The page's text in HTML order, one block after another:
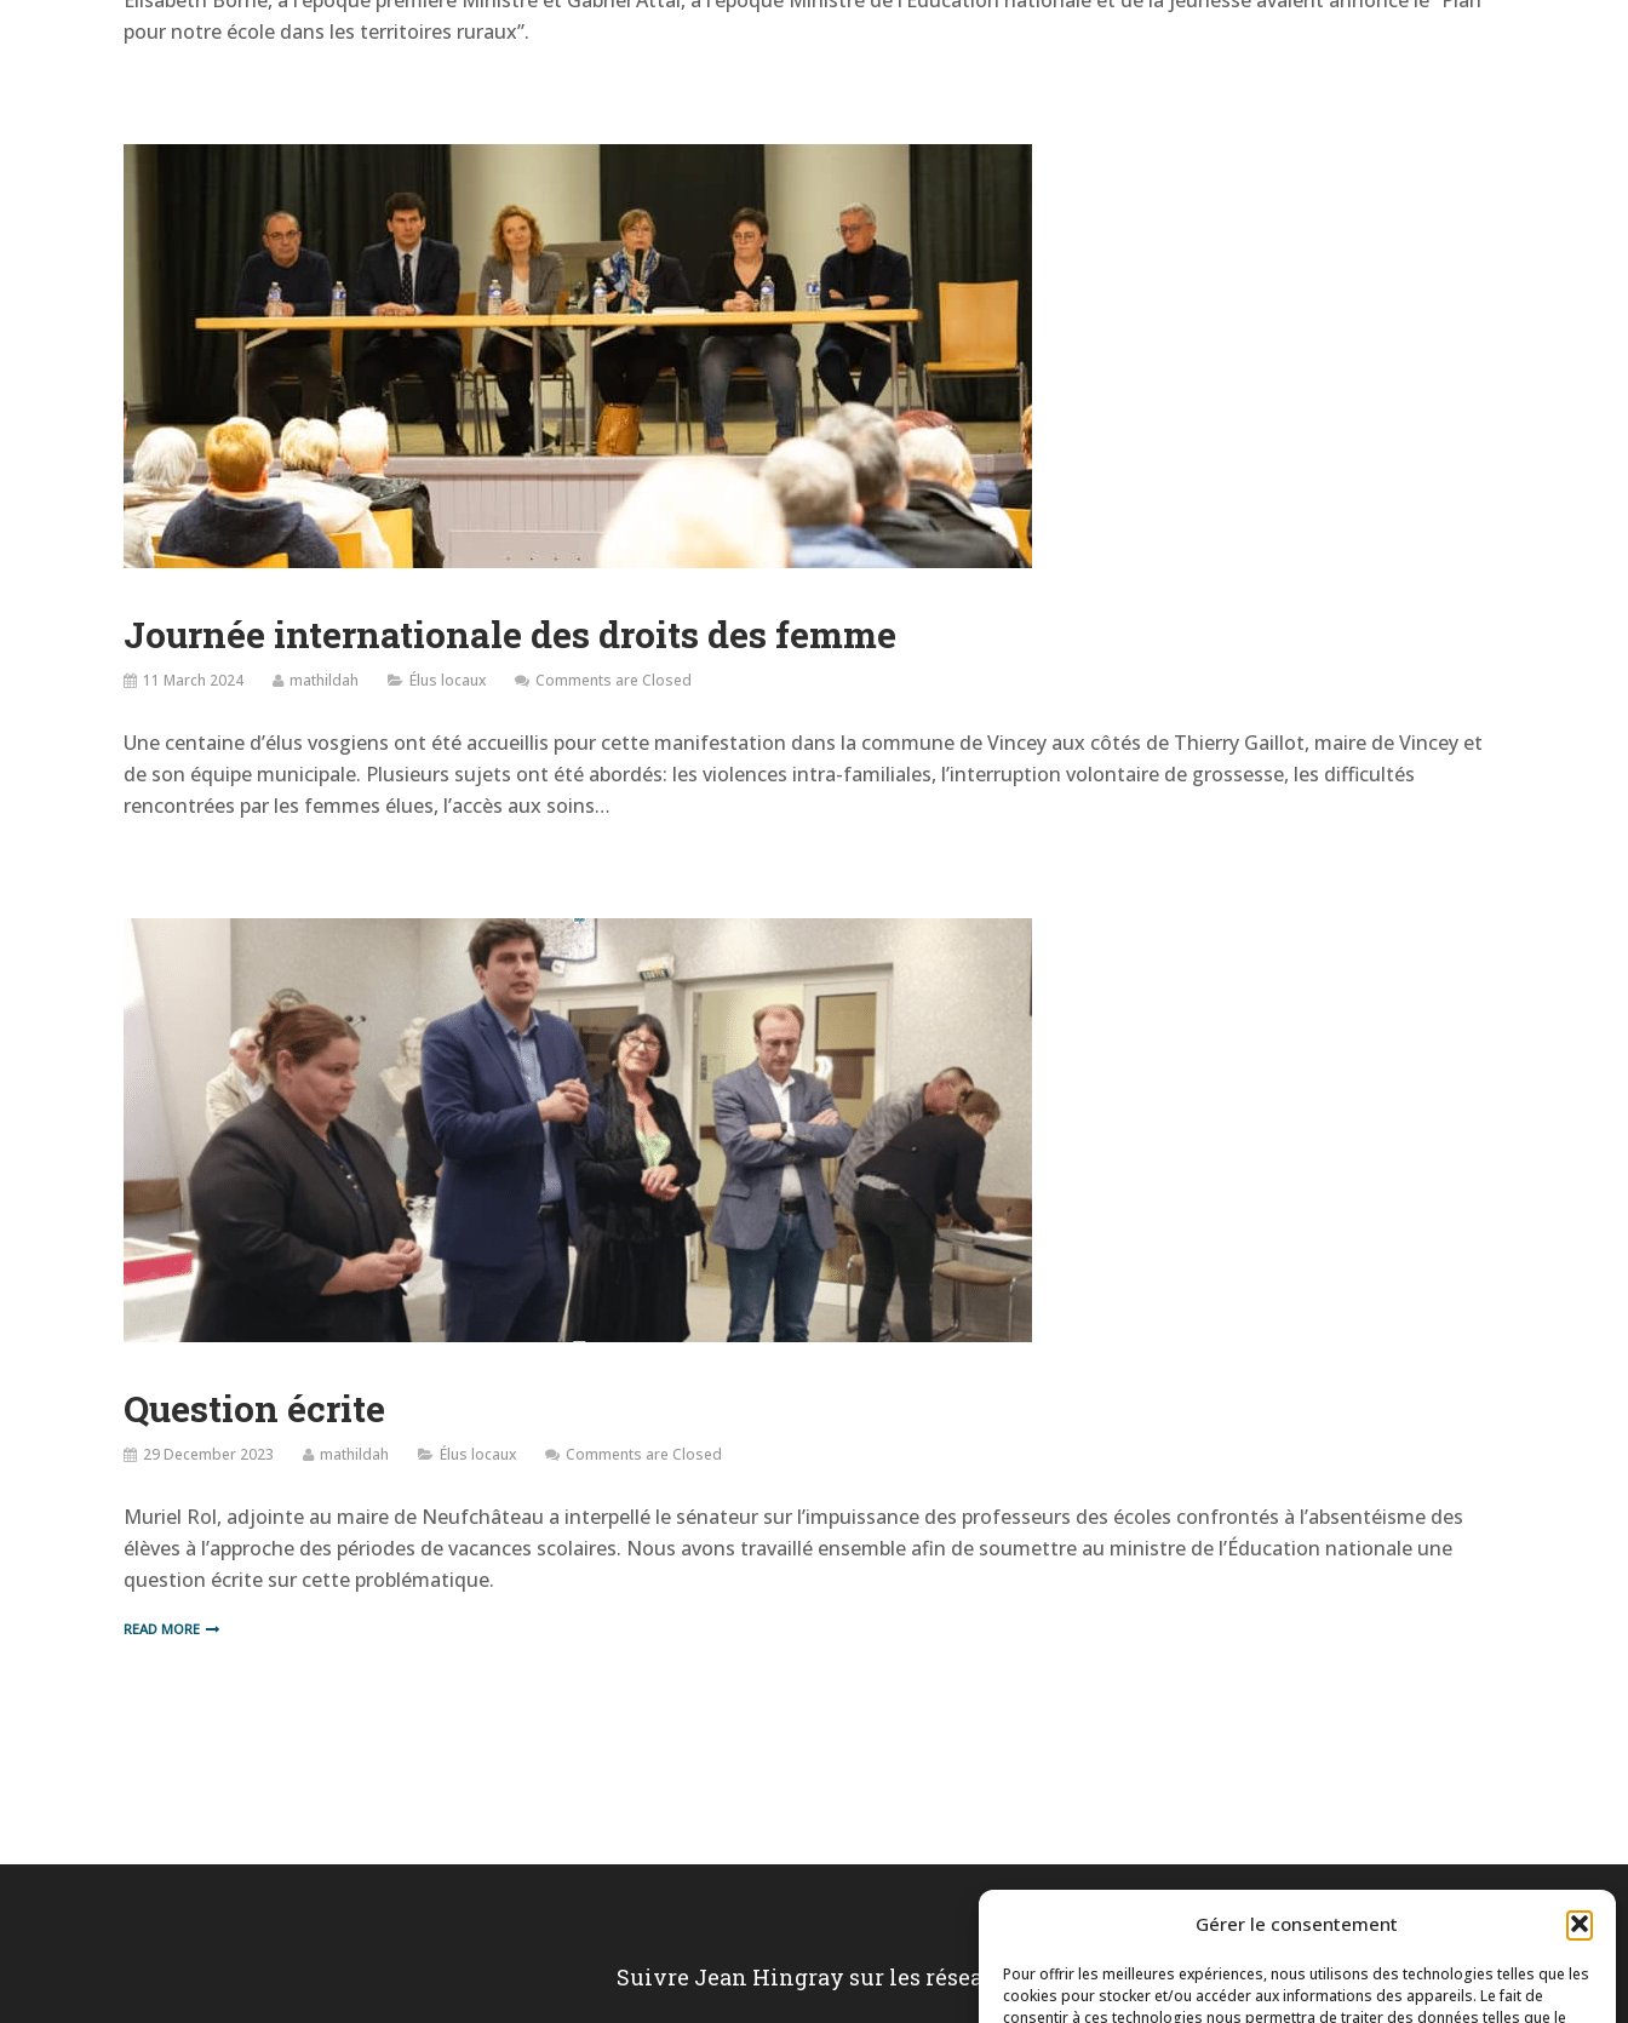
Gérer le consentement
Pour offrir les meilleures expériences, nous utilisons des technologies telles que les
cookies pour stocker et/ou accéder aux informations des appareils. Le fait de
consentir à ces technologies nous permettra de traiter des données telles que le
pour notre école dans les territoires ruraux”.
Journée internationale des droits des femme
11 March 2024 mathildah Élus locaux Comments are Closed
Une centaine d’élus vosgiens ont été accueillis pour cette manifestation dans la commune de Vincey aux côtés de Thierry Gaillot, maire de Vincey et
de son équipe municipale. Plusieurs sujets ont été abordés: les violences intra-familiales, l’interruption volontaire de grossesse, les difficultés
rencontrées par les femmes élues, l’accès aux soins…
Question écrite
29 December 2023 mathildah Élus locaux Comments are Closed
Muriel Rol, adjointe au maire de Neufchâteau a interpellé le sénateur sur l’impuissance des professeurs des écoles confrontés à l’absentéisme des
élèves à l’approche des périodes de vacances scolaires. Nous avons travaillé ensemble afin de soumettre au ministre de l’Éducation nationale une
question écrite sur cette problématique.
READ MORE
Suivre Jean Hingray sur les réseaux